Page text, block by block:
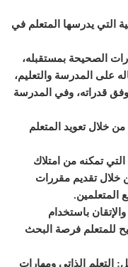
التي يدرسها المتعلم في
الصحيحة بمستقبله،
على المدرسة والتعليم،
قدراته، وفي المدرسة
خلال تعويد المتعلم
تمكنه من امتلاك
خلال تقديم مقررات
المتعلمين.
باستخدام
للمتعلم فرصة البحث
التعلم الذاتي ومهارات